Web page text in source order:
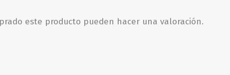
este producto pueden hacer una valoración.